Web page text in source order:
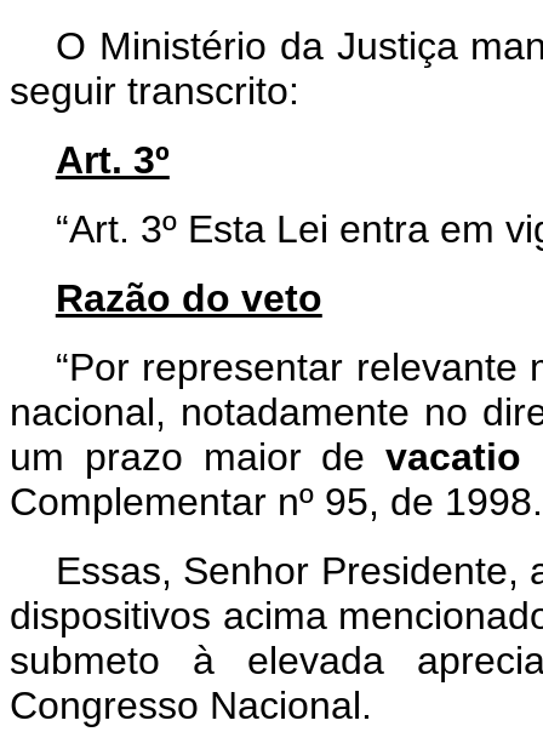
O Ministério da Justiça
seguir transcrito:
Art. 3º
“Art. 3º Esta Lei entra em
Razão do veto
“Por representar
nacional, notadamente no
um prazo maior de
Complementar nº 95, de
Essas, Senhor Presidente,
dispositivos acima
submeto à elevada
Congresso Nacional.